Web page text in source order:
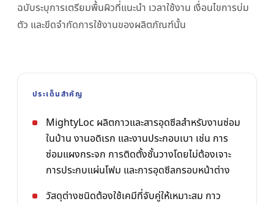
ฉบับระบุการเตรียมพื้นผิวที่แนะนำ เวลาใช้งาน เงื่อนไขการบ่ม
ตัว และขีดจำกัดการใช้งานของผลิตภัณฑ์นั้น
ประเด็นสำคัญ
MightyLoc ผลิตกาวและสารอุดซีลสำหรับงานซ่อม
ในบ้าน งานอดิเรก และงานประกอบเบา เช่น การ
ซ่อมแผงกระจก การติดตั้งชั้นวางโดยไม่ต้องเจาะ
การประกบแผ่นโฟม และการอุดซีลกรอบหน้าต่าง
วัสดุต่างชนิดต้องใช้เคมีที่จับคู่ให้เหมาะสม กาว